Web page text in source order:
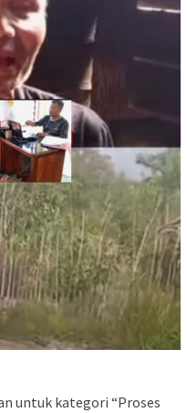
untuk kategori “Proses